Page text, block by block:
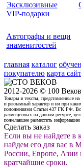
Эксклюзивные
VIP-подарки
Автографы и вещи
знаменитостей
главная каталог
покупателю карта
2012-2026 © 100 Веков
Товары и тексты, представленные
и рекламный характер и ни при
положениями Статьи 437 ГК РФ. Всю
размещенных на данном ресурсе,
пожелавшее разместить информацию
Сделать заказ
Если вы не найдете в
найдем его для вас в
России, Европе,
кратчайшие сроки.